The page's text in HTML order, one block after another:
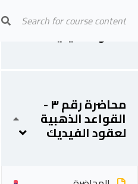
Arbitration
- القواعد الذهبية
المادة العلمية
محاضرة رقم ٣ -
القواعد الذهبية
لعقود الفيديك